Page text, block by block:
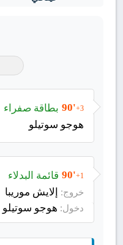
90'+3
بطاقة صفراء
هوجو سوتيلو
90'+1 قائمة البدلاء
خروج: إلايش موريبا
دخول: هوجو سوتيلو